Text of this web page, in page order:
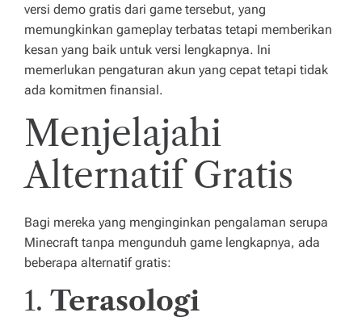
versi demo gratis dari game tersebut, yang
memungkinkan gameplay terbatas tetapi memberikan
kesan yang baik untuk versi lengkapnya. Ini
memerlukan pengaturan akun yang cepat tetapi tidak
ada komitmen finansial.
Menjelajahi
Alternatif Gratis
Bagi mereka yang menginginkan pengalaman serupa
Minecraft tanpa mengunduh game lengkapnya, ada
beberapa alternatif gratis:
1. Terasologi